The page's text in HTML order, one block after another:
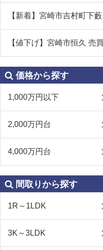
【新着】宮崎市吉村町下
【値下げ】宮崎市恒久 売
価格から探す
1,000万円以下
2,000万円台
4,000万円台
間取りから探す
1R～1LDK
3K～3LDK